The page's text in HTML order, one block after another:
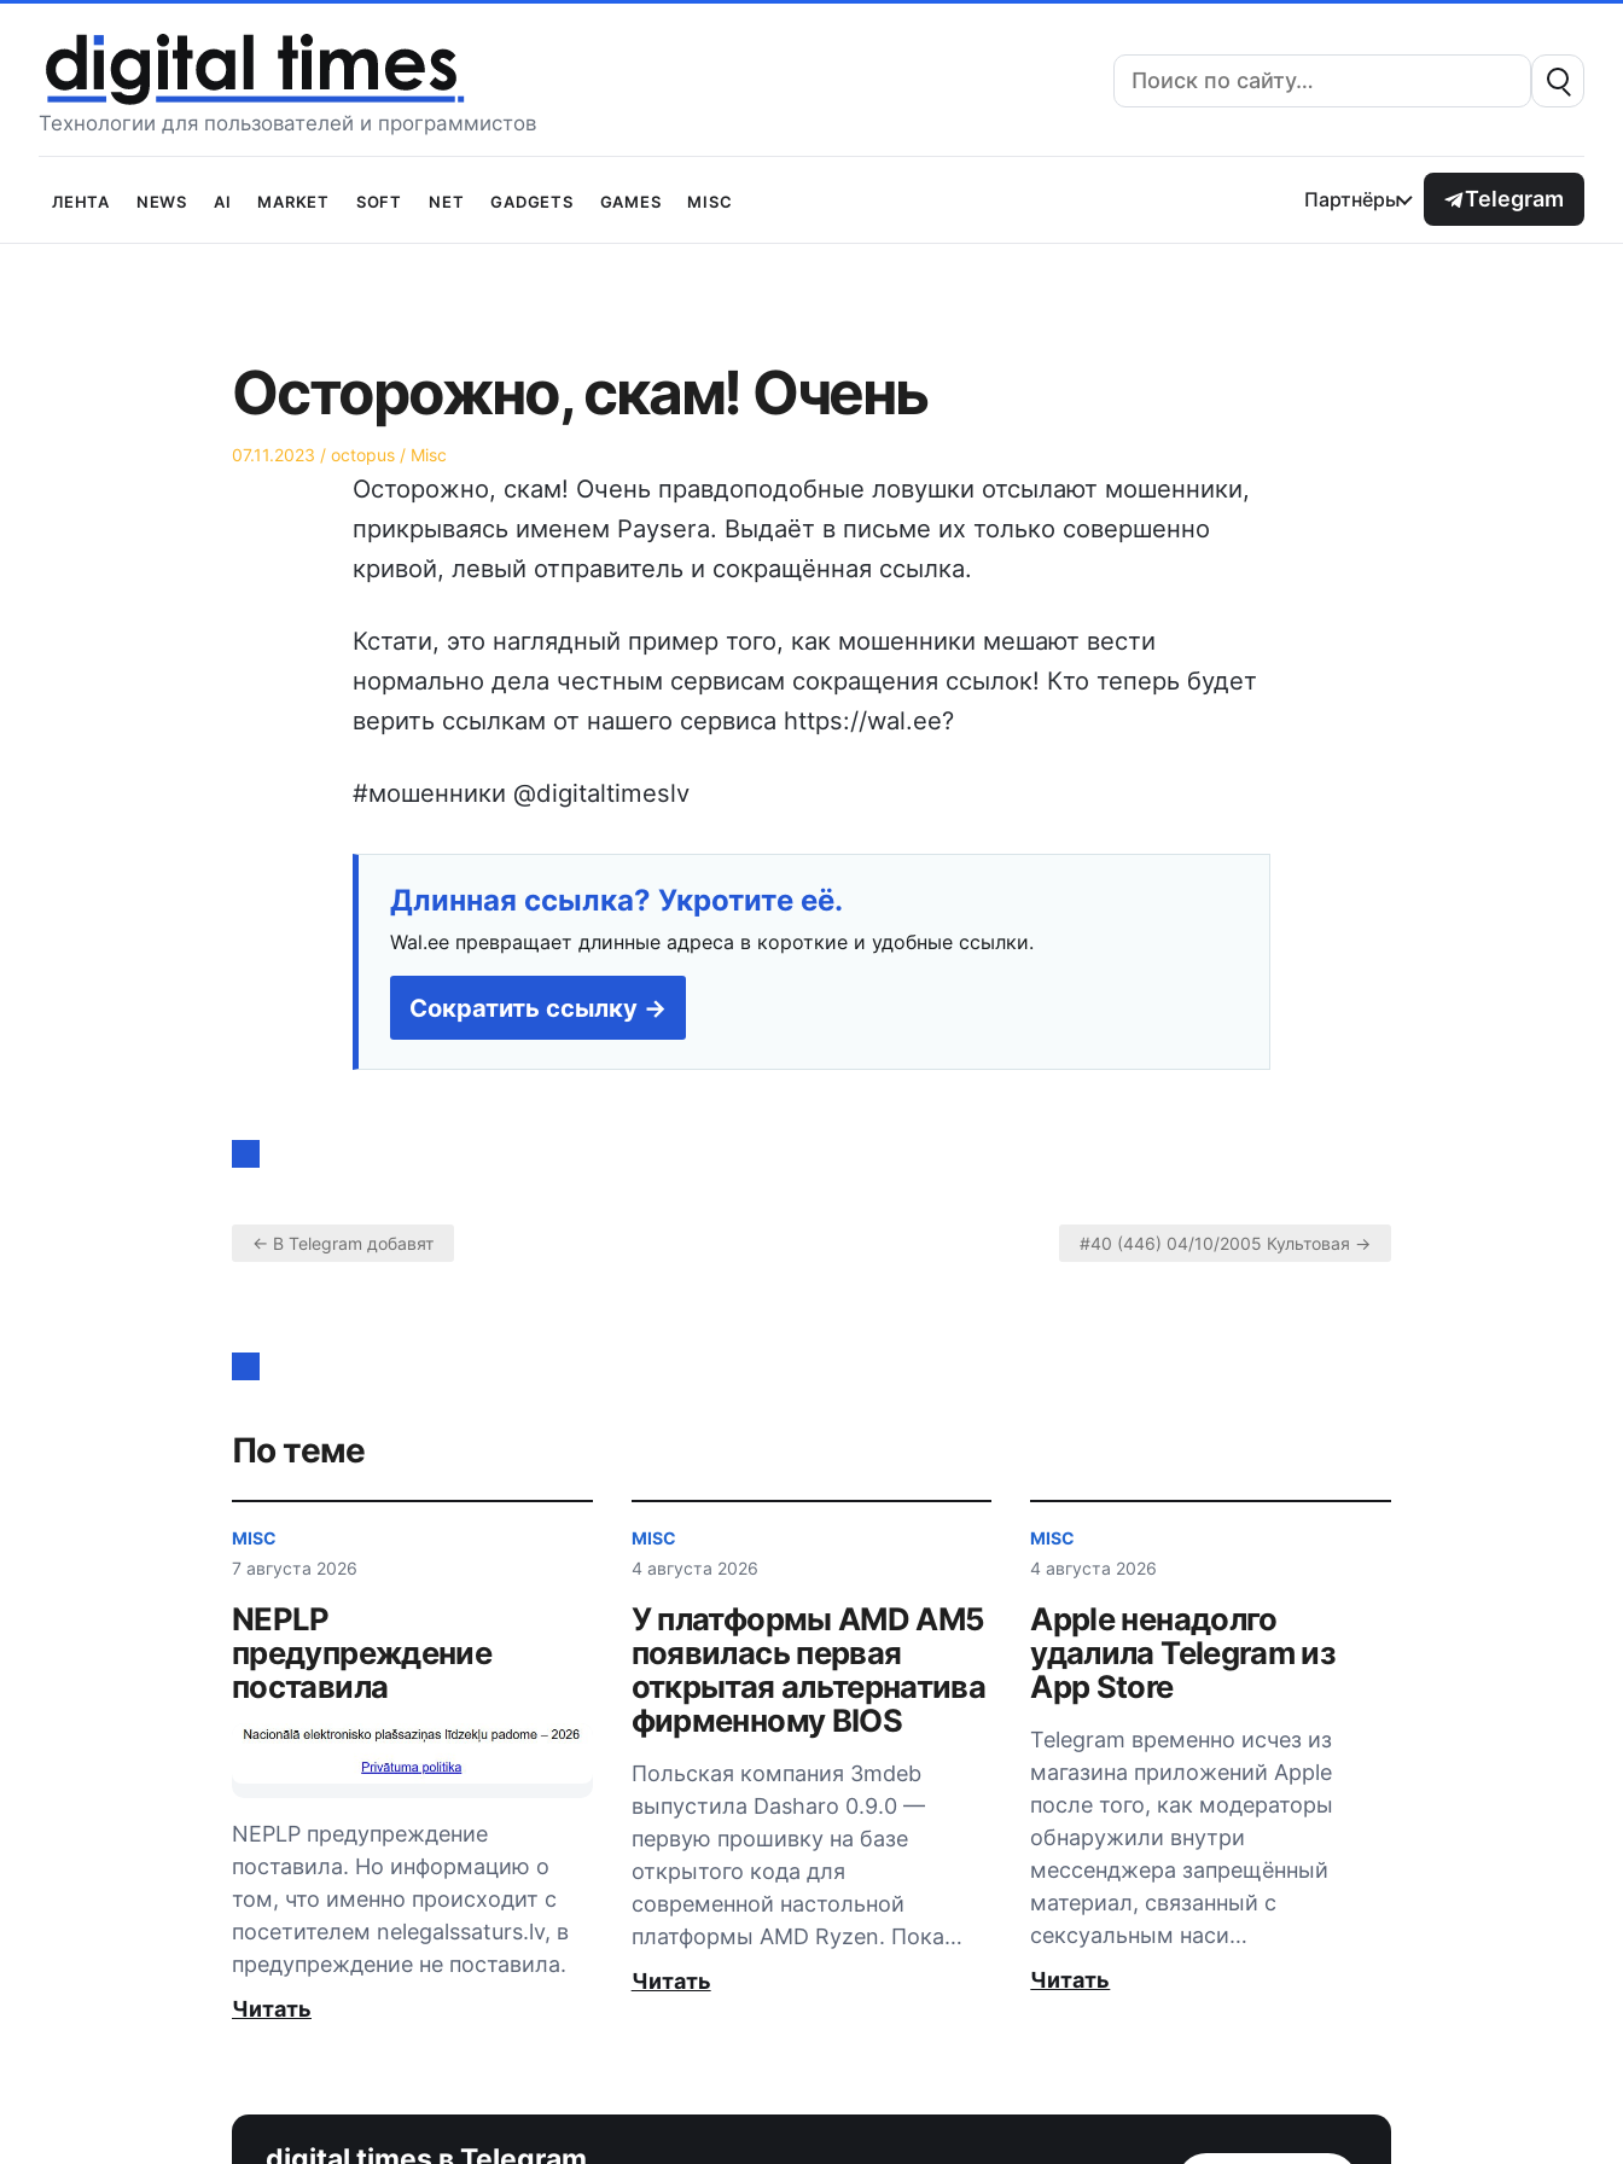
содержимому
Технологии для пользователей и программистов
Поиск:
Лента News AI Market Soft Net Gadgets Games Misc Партнёры Telegram
Осторожно, скам! Очень
Опубликовано
07.11.2023 Автор
octopus
Опубликовано
Misc
Осторожно, скам! Очень правдоподобные ловушки отсылают мошенники,
прикрываясь именем Paysera. Выдаёт в письме их только совершенно
кривой, левый отправитель и сокращённая ссылка.
Кстати, это наглядный пример того, как мошенники мешают вести
нормально дела честным сервисам сокращения ссылок! Кто теперь будет
верить ссылкам от нашего сервиса https://wal.ee?
#мошенники @digitaltimeslv
Длинная ссылка? Укротите её.
Wal.ee превращает длинные адреса в короткие и удобные ссылки.
Сократить ссылку →
по
записям
← В Telegram добавят #40 (446) 04/10/2005 Культовая →
По теме
MISC
7 августа 2026
NEPLP
предупреждение
поставила
NEPLP предупреждение
поставила. Но информацию о
том, что именно происходит с
посетителем nelegalssaturs.lv, в
предупреждение не поставила.
Читать
MISC
4 августа 2026
У платформы AMD AM5
появилась первая
открытая альтернатива
фирменному BIOS
Польская компания 3mdeb
выпустила Dasharo 0.9.0 —
первую прошивку на базе
открытого кода для
современной настольной
платформы AMD Ryzen. Пока…
Читать
MISC
4 августа 2026
Apple ненадолго
удалила Telegram из
App Store
Telegram временно исчез из
магазина приложений Apple
после того, как модераторы
обнаружили внутри
мессенджера запрещённый
материал, связанный с
сексуальным наси…
Читать